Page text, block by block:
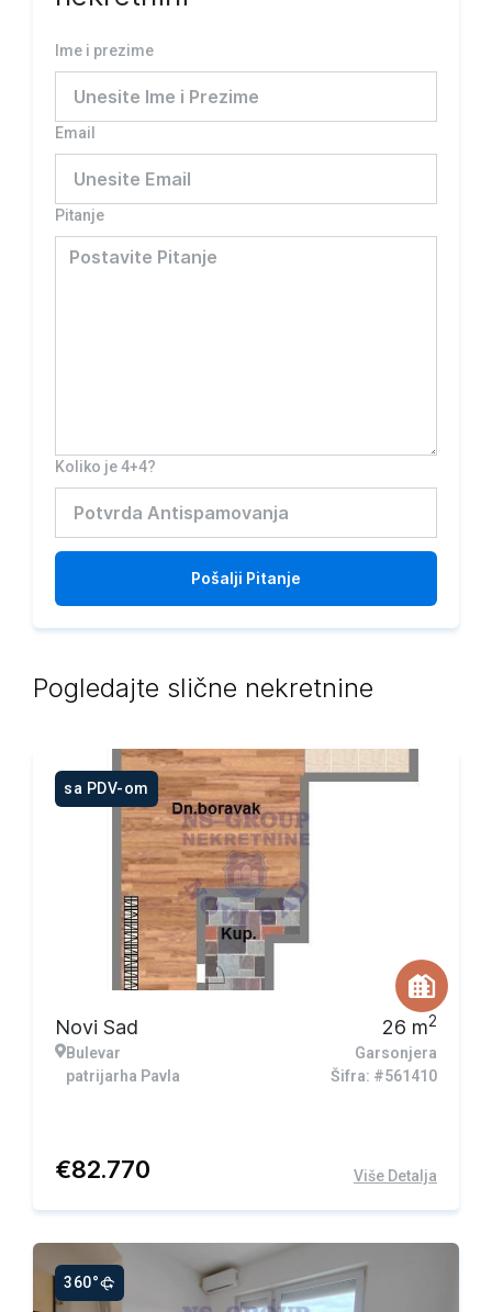
Ime i prezime
Email
Pitanje
Koliko je 4+4?
Pošalji Pitanje
Pogledajte slične nekretnine
sa PDV-om
Novi Sad
Bulevar
patrijarha Pavla
26 m2
Garsonjera
Šifra: #561410
€82.770 Više Detalja
360°